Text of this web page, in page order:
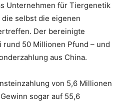
Unternehmen für Tiergenetik
selbst die eigenen
Der bereinigte
50 Millionen Pfund – und
aus China.
von 5,6 Millionen
sogar auf 55,6